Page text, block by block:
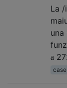
La /
una